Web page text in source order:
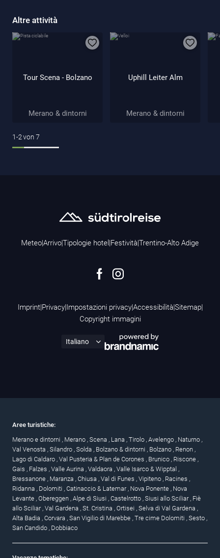
Altre attività
Tour Scena - Bolzano
Merano & dintorni
Uphill Leiter Alm
Merano & dintorni
1-2von 7
Meteo|Arrivo|Tipologie hotel |Festività|Trentino-Alto Adige
Imprint|Privacy|Impostazioni privacy|Accessibilità|Sitemap|
Copyright immagini
Aree turistiche:
Merano e dintorni , Merano , Scena , Lana , Tirolo , Avelengo , Naturno ,
Val Venosta , Silandro , Solda , Bolzano & dintorni , Bolzano , Renon ,
Lago di Caldaro , Val Pusteria & Plan de Corones , Brunico , Riscone ,
Gais , Falzes , Valle Aurina , Valdaora , Valle Isarco & Wipptal ,
Bressanone , Maranza , Chiusa , Val di Funes , Vipiteno , Racines ,
Ridanna , Dolomiti , Catinaccio & Latemar , Nova Ponente , Nova
Levante , Obereggen , Alpe di Siusi , Castelrotto , Siusi allo Sciliar , Fiè
allo Sciliar , Val Gardena , St. Cristina , Ortisei , Selva di Val Gardena ,
Alta Badia , Corvara , San Vigilio di Marebbe , Tre cime Dolomiti , Sesto ,
San Candido , Dobbiaco